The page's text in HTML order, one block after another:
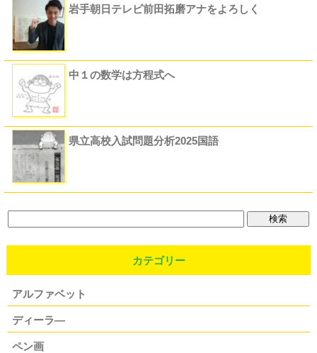
岩手朝日テレビ前田拓磨アナをよろしく
中１の数学は方程式へ
県立高校入試問題分析2025国語
カテゴリー
アルファベット
ディーラ―
ペン画